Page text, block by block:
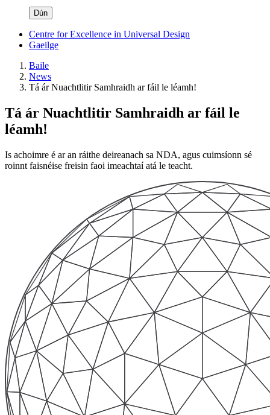
Dún
Centre for Excellence in Universal Design
Gaeilge
Baile
News
Tá ár Nuachtlitir Samhraidh ar fáil le léamh!
Tá ár Nuachtlitir Samhraidh ar fáil le
léamh!
Is achoimre é ar an ráithe deireanach sa NDA, agus cuimsíonn sé
roinnt faisnéise freisin faoi imeachtaí atá le teacht.